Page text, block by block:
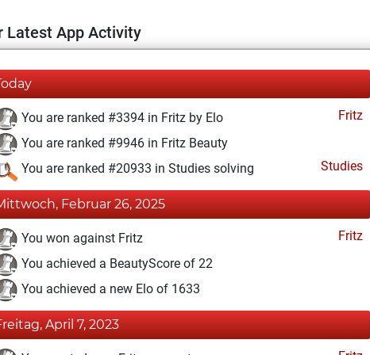
Latest App Activity
You are ranked #3394 in Fritz by Elo
Fritz
You are ranked #9946 in Fritz Beauty
You are ranked #20933 in Studies solving
Studies
Februar 26, 2025
You won against Fritz
Fritz
You achieved a BeautyScore of 22
You achieved a new Elo of 1633
April 7, 2023